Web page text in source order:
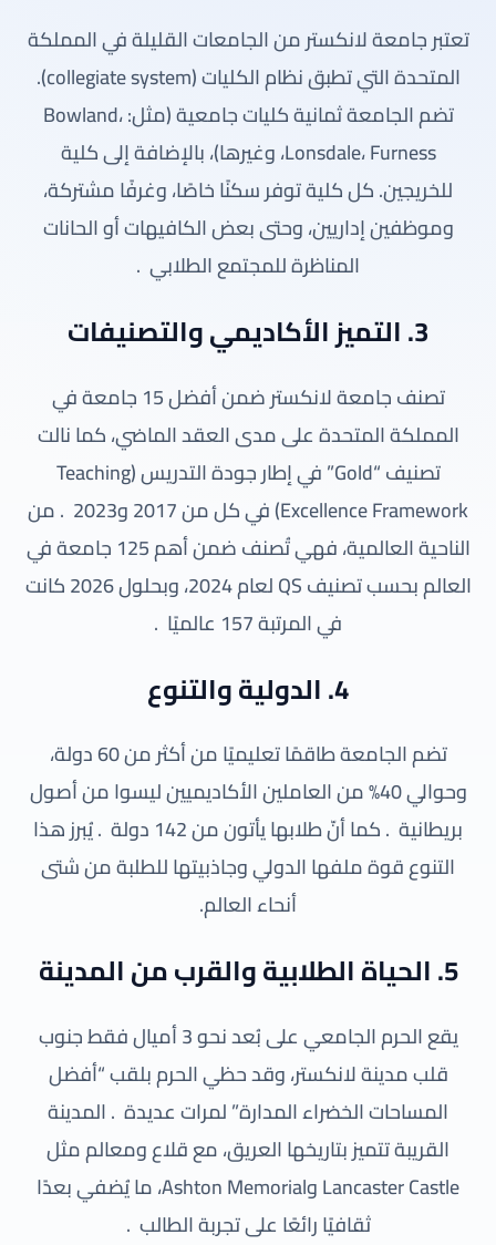
تعتبر جامعة لانكستر من الجامعات القليلة في المملكة
المتحدة التي تطبق نظام الكليات (collegiate system).
تضم الجامعة ثمانية كليات جامعية (مثل: Bowland،
Lonsdale، Furness، وغيرها)، بالإضافة إلى كلية
للخريجين. كل كلية توفر سكنًا خاصًا، وغرفًا مشتركة،
وموظفين إداريين، وحتى بعض الكافيهات أو الحانات
المناظرة للمجتمع الطلابي .
3. التميز الأكاديمي والتصنيفات
تصنف جامعة لانكستر ضمن أفضل 15 جامعة في
المملكة المتحدة على مدى العقد الماضي، كما نالت
تصنيف “Gold” في إطار جودة التدريس (Teaching
Excellence Framework) في كل من 2017 و2023
. من
الناحية العالمية، فهي تُصنف ضمن أهم 125 جامعة في
العالم بحسب تصنيف QS لعام 2024، وبحلول 2026 كانت
في المرتبة 157 عالميًا
.
4. الدولية والتنوع
تضم الجامعة طاقمًا تعليميًا من أكثر من 60 دولة،
وحوالي 40% من العاملين الأكاديميين ليسوا من أصول
بريطانية . كما أنّ طلابها يأتون من 142 دولة
. يُبرز هذا
التنوع قوة ملفها الدولي وجاذبيتها للطلبة من شتى
أنحاء العالم.
5. الحياة الطلابية والقرب من المدينة
يقع الحرم الجامعي على بُعد نحو 3 أميال فقط جنوب
قلب مدينة لانكستر، وقد حظي الحرم بلقب “أفضل
المساحات الخضراء المدارة” لمرات عديدة . المدينة
القريبة تتميز بتاريخها العريق، مع قلاع ومعالم مثل
Lancaster Castle وAshton Memorial، ما يُضفي بعدًا
ثقافيًا رائعًا على تجربة الطالب .